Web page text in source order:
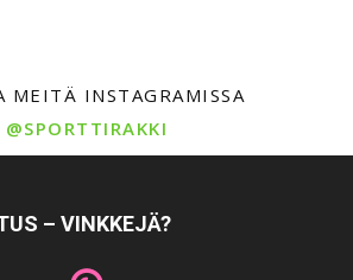
MEITÄ INSTAGRAMISSA
@SPORTTIRAKKI
– VINKKEJÄ?